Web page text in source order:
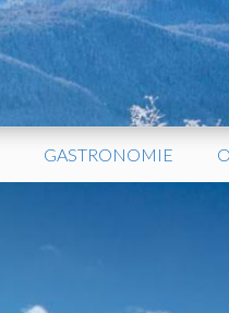
GASTRONOMIE